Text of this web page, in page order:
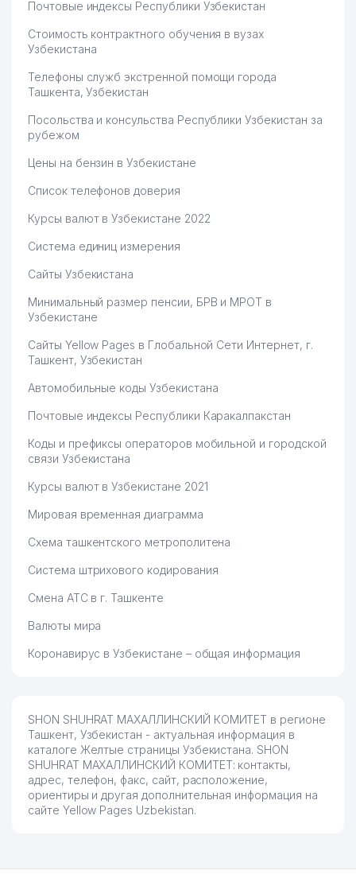
Почтовые индексы Республики Узбекистан
Стоимость контрактного обучения в вузах
Узбекистана
Телефоны служб экстренной помощи города
Ташкента, Узбекистан
Посольства и консульства Республики Узбекистан за
рубежом
Цены на бензин в Узбекистане
Список телефонов доверия
Курсы валют в Узбекистане 2022
Система единиц измерения
Сайты Узбекистана
Минимальный размер пенсии, БРВ и МРОТ в
Узбекистане
Сайты Yellow Pages в Глобальной Сети Интернет, г.
Ташкент, Узбекистан
Автомобильные коды Узбекистана
Почтовые индексы Республики Каракалпакстан
Коды и префиксы операторов мобильной и городской
связи Узбекистана
Курсы валют в Узбекистане 2021
Мировая временная диаграмма
Схема ташкентского метрополитена
Система штрихового кодирования
Смена АТС в г. Ташкенте
Валюты мира
Коронавирус в Узбекистане – общая информация
SHON SHUHRAT МАХАЛЛИНСКИЙ КОМИТЕТ в регионе
Ташкент, Узбекистан - актуальная информация в
каталоге Желтые страницы Узбекистана. SHON
SHUHRAT МАХАЛЛИНСКИЙ КОМИТЕТ: контакты,
адрес, телефон, факс, сайт, расположение,
ориентиры и другая дополнительная информация на
сайте Yellow Pages Uzbekistan.